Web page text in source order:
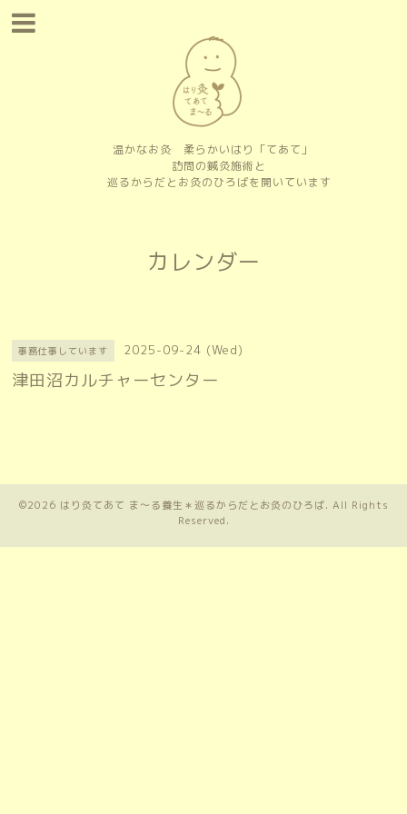
温かなお灸 柔らかいはり「てあて」
訪問の鍼灸施術と
巡るからだとお灸のひろばを開いています
カレンダー
事務仕事しています 2025-09-24 (Wed)
津田沼カルチャーセンター
©2026 はり灸てあて ま〜る養生＊巡るからだとお灸のひろば. All Rights
Reserved.